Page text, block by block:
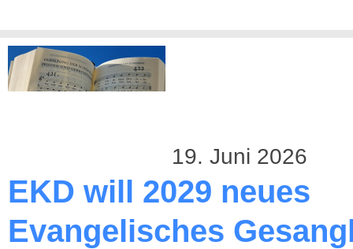
19. Juni 2026
EKD will 2029 neues
Evangelisches